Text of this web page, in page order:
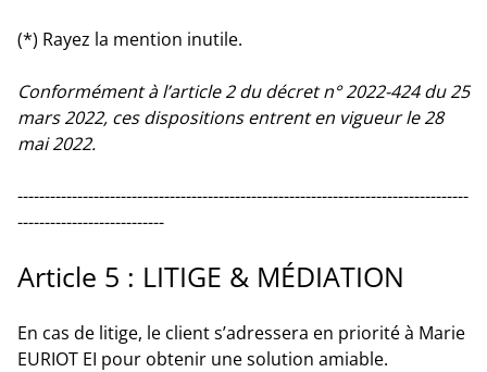
(*) Rayez la mention inutile.
Conformément à l’article 2 du décret n° 2022-424 du 25
mars 2022, ces dispositions entrent en vigueur le 28
mai 2022.
-----------------------------------------------------------------------------------
---------------------------
Article 5 : LITIGE & MÉDIATION
En cas de litige, le client s’adressera en priorité à Marie
EURIOT EI pour obtenir une solution amiable.